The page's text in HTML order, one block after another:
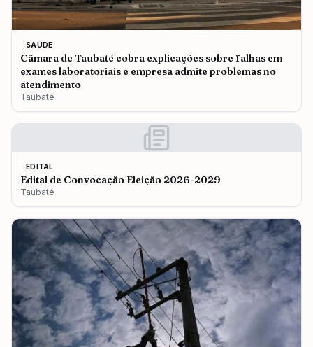
SAÚDE
Câmara de Taubaté cobra explicações sobre falhas em
exames laboratoriais e empresa admite problemas no
atendimento
Taubaté
EDITAL
Edital de Convocação Eleição 2026-2029
Taubaté